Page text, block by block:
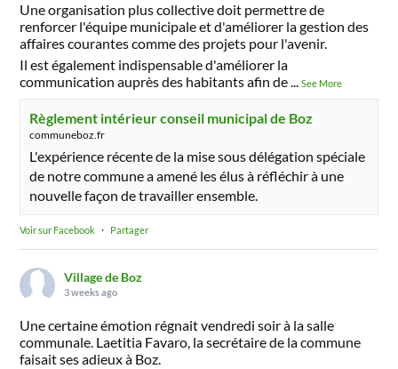
Une organisation plus collective doit permettre de
renforcer l'équipe municipale et d'améliorer la gestion des
affaires courantes comme des projets pour l'avenir.
Il est également indispensable d'améliorer la
communication auprès des habitants afin de...See More
Règlement intérieur conseil municipal de Boz
communeboz.fr
L'expérience récente de la mise sous délégation spéciale
de notre commune a amené les élus à réfléchir à une
nouvelle façon de travailler ensemble.
Voir sur Facebook · Partager
Village de Boz
3 weeks ago
Une certaine émotion régnait vendredi soir à la salle
communale. Laetitia Favaro, la secrétaire de la commune
faisait ses adieux à Boz.